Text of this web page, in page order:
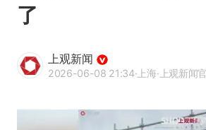
了
上观新闻
2026-06-08 21:34·上海·上观新闻官